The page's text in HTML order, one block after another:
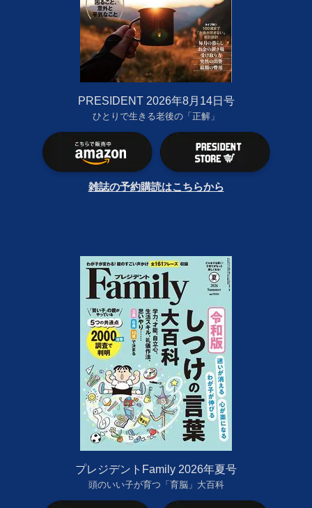
PRESIDENT 2026年8月14日号
ひとりで生きる老後の「正解」
雑誌の予約購読はこちらから
プレジデントFamily 2026年夏号
頭のいい子が育つ「育脳」大百科